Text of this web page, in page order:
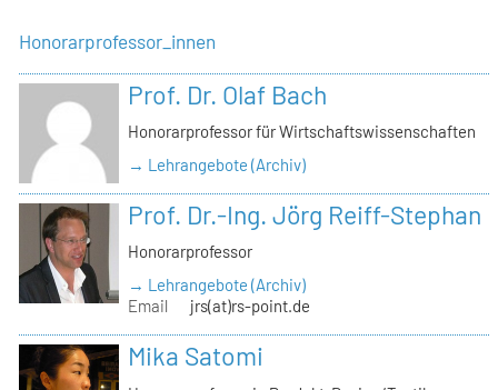
Honorarprofessor_innen
Prof. Dr. Olaf Bach
Honorarprofessor für Wirtschaftswissenschaften
→ Lehrangebote (Archiv)
Prof. Dr.-Ing. Jörg Reiff-Stephan
Honorarprofessor
→ Lehrangebote (Archiv)
Email
jrs(at)rs-point.de
Mika Satomi